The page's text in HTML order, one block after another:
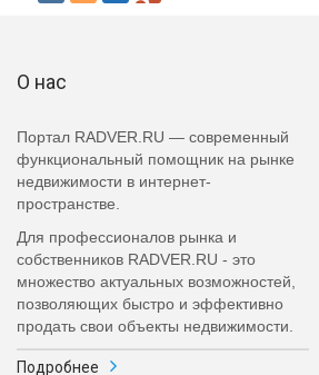
О нас
Портал RADVER.RU — современный
функциональный помощник на рынке
недвижимости в интернет-
пространстве.
Для профессионалов рынка и
собственников RADVER.RU - это
множество актуальных возможностей,
позволяющих быстро и эффективно
продать свои объекты недвижимости.
Подробнее